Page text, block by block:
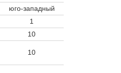
юго-западный
1
10
10